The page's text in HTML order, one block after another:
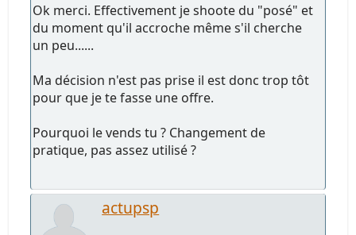
Ok merci. Effectivement je shoote du "posé" et
du moment qu'il accroche même s'il cherche
un peu......
Ma décision n'est pas prise il est donc trop tôt
pour que je te fasse une offre.
Pourquoi le vends tu ? Changement de
pratique, pas assez utilisé ?
actupsp